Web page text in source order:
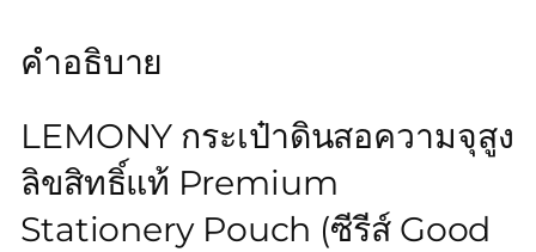
คำอธิบาย
LEMONY กระเป๋าดินสอความจุสูง
ลิขสิทธิ์แท้ Premium
Stationery Pouch (ซีรีส์ Good